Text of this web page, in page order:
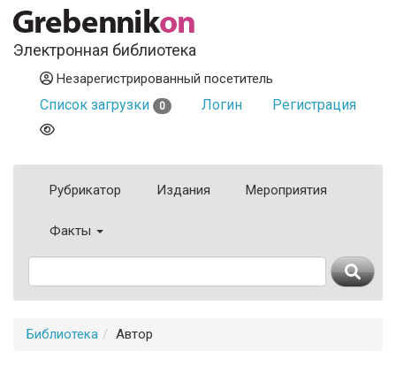
Электронная библиотека
Незарегистрированный посетитель
Список загрузки 0 Логин Регистрация
Рубрикатор Издания Мероприятия
Факты
Библиотека Автор